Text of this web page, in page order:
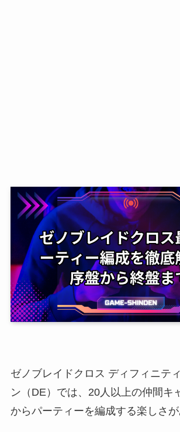
ゼノブレイドクロス ディフィニテ
ン（DE）では、20人以上の仲間キ
からパーティーを編成する楽しさが